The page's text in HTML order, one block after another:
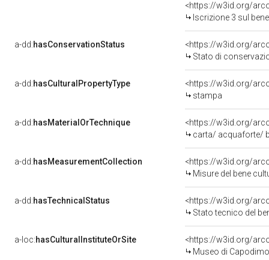
<https://w3id.org/
Iscrizione 3 sul
a-dd:hasConservationStatus
<https://w3id.org/
Stato di
a-dd:hasCulturalPropertyType
<https://w3id.org/
stampa
a-dd:hasMaterialOrTechnique
<https://w3id.org/
carta/ acquaforte/
a-dd:hasMeasurementCollection
<https://w3id.org/
Misure del bene
a-dd:hasTechnicalStatus
<https://w3id.org/
Stato tecnico del
a-loc:hasCulturalInstituteOrSite
<https://w3id.org/
Museo di